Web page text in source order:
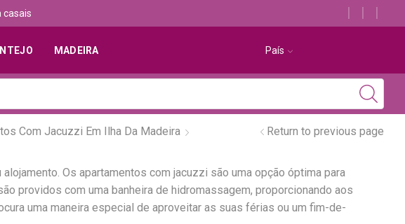
casais
MADEIRA País
Com Jacuzzi Em Ilha Da Madeira
Return to previous page
Os apartamentos com jacuzzi são uma opção óptima para
providos com uma banheira de hidromassagem, proporcionando aos
uma maneira especial de aproveitar as suas férias ou um fim-de-